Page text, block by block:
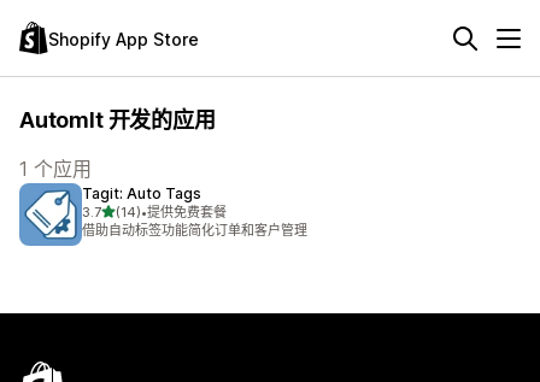
Shopify App Store
AutomIt 开发的应用
1 个应用
Tagit: Auto Tags
3.7星（满分 5 星）
(14)
总共 14 条评论
•提供免费套餐
借助自动标签功能简化订单和客户管理